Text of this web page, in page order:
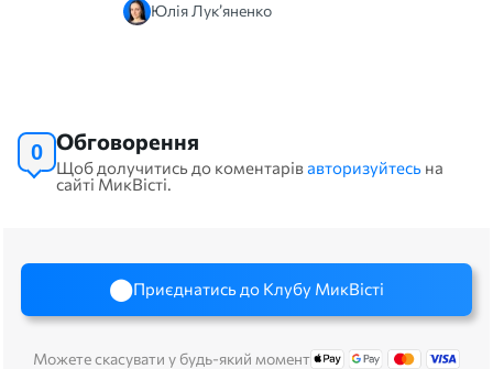
Юлія Лук’яненко
0 Обговорення
Щоб долучитись до коментарівавторизуйтесь на
сайті МикВісті.
Приєднатись до Клубу МикВісті
Можете скасувати у будь-який момент